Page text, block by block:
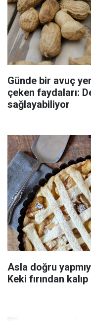
Günde bir avuç
çeken faydaları:
sağlayabiliyor
Asla doğru
Keki fırından